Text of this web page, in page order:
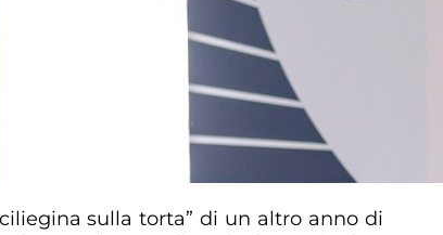
sulla torta” di un altro anno di